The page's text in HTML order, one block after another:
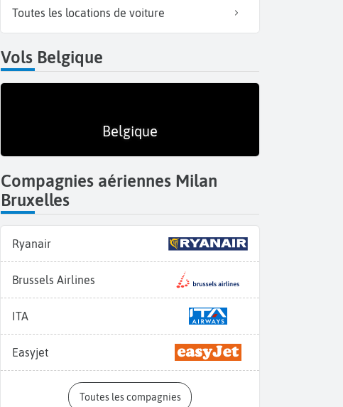
Toutes les locations de voiture
Vols Belgique
Belgique
Compagnies aériennes Milan
Bruxelles
Ryanair
Brussels Airlines
ITA
Easyjet
Toutes les compagnies